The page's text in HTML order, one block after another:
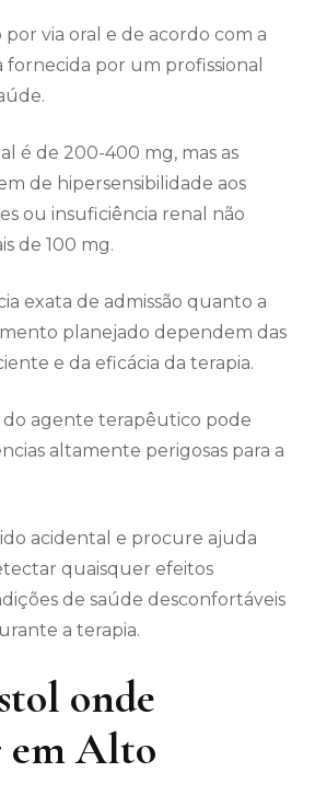
por via oral e de acordo com a
fornecida por um profissional
é de 200-400 mg, mas as
de hipersensibilidade aos
ou insuficiência renal não
de 100 mg.
exata de admissão quanto a
planejado dependem das
e da eficácia da terapia.
do agente terapêutico pode
altamente perigosas para a
acidental e procure ajuda
quaisquer efeitos
de saúde desconfortáveis
a terapia.
onde
em Alto